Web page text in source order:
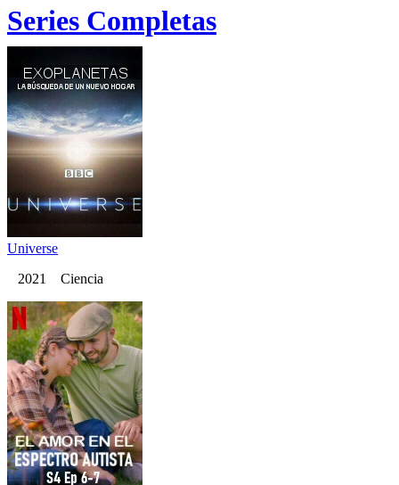
Series Completas
Universe
2021 Ciencia